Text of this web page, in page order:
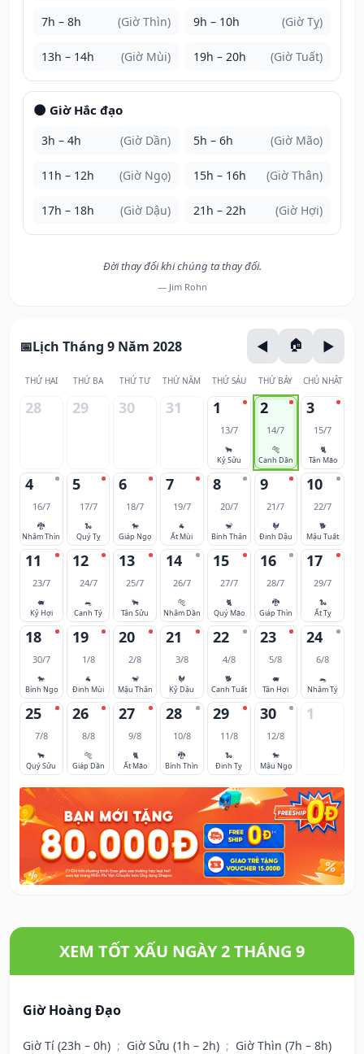
7h – 8h (Giờ Thìn) 9h – 10h (Giờ Tỵ)
13h – 14h (Giờ Mùi) 19h – 20h (Giờ Tuất)
🌑 Giờ Hắc đạo
3h – 4h (Giờ Dần) 5h – 6h (Giờ Mão)
11h – 12h (Giờ Ngọ) 15h – 16h (Giờ Thân)
17h – 18h (Giờ Dậu) 21h – 22h (Giờ Hợi)
Đời thay đổi khi chúng ta thay đổi.
— Jim Rohn
Lịch Tháng 9 Năm 2028
THỨ HAI THỨ BA THỨ TƯ THỨ NĂM THỨ SÁU THỨ BẢY CHỦ NHẬT
28 29 30 31 1
13/7
🐂
Kỷ Sửu
2
14/7
🐅
Canh Dần
3
15/7
🐈
Tân Mão
4
16/7
🐉
Nhâm Thìn
5
17/7
🐍
Quý Tỵ
6
18/7
🐎
Giáp Ngọ
7
19/7
🐐
Ất Mùi
8
20/7
🐒
Bính Thân
9
21/7
🐓
Đinh Dậu
10
22/7
🐕
Mậu Tuất
11
23/7
🐖
Kỷ Hợi
12
24/7
🐀
Canh Tý
13
25/7
🐂
Tân Sửu
14
26/7
🐅
Nhâm Dần
15
27/7
🐈
Quý Mão
16
28/7
🐉
Giáp Thìn
17
29/7
🐍
Ất Tỵ
18
30/7
🐎
Bính Ngọ
19
1/8
🐐
Đinh Mùi
20
2/8
🐒
Mậu Thân
21
3/8
🐓
Kỷ Dậu
22
4/8
🐕
Canh Tuất
23
5/8
🐖
Tân Hợi
24
6/8
🐀
Nhâm Tý
25
7/8
🐂
Quý Sửu
26
8/8
🐅
Giáp Dần
27
9/8
🐈
Ất Mão
28
10/8
🐉
Bính Thìn
29
11/8
🐍
Đinh Tỵ
30
12/8
🐎
Mậu Ngọ
1
XEM TỐT XẤU NGÀY 2 THÁNG 9
Giờ Hoàng Đạo
Giờ Tí (23h – 0h) ; Giờ Sửu (1h – 2h) ; Giờ Thìn (7h – 8h)